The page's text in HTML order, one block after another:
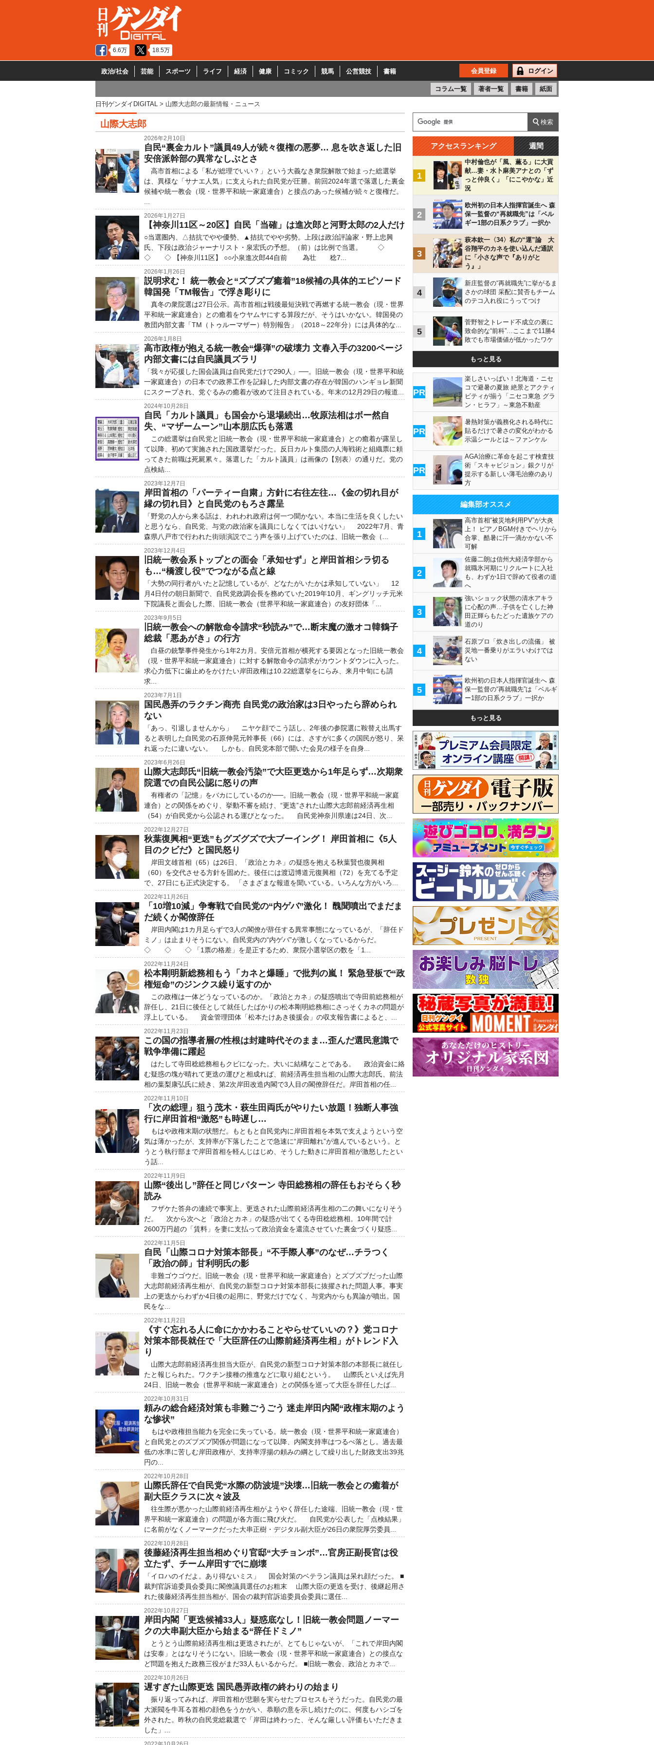
6.6万 18.5万
政治/社会 芸能 スポーツ ライフ 経済 健康 コミック 競馬 公営競技 書籍 会員登録 ログイン
コラム一覧 著者一覧 書籍 紙面
日刊ゲンダイDIGITAL 山際大志郎の最新情報・ニュース
山際大志郎
2026年2月10日
自民“裏金カルト”議員49人が続々復権の悪夢… 息を吹き返した旧
安倍派幹部の異常なしぶとさ
高市首相による「私が総理でいい？」という大義なき衆院解散で始まった総選挙
は、異様な「サナエ人気」に支えられた自民党が圧勝。前回2024年選で落選した裏金
候補や統一教会（現・世界平和統一家庭連合）と接点のあった候補が続々と復権だ。
2026年1月27日
【神奈川11区～20区】自民「当確」は進次郎と河野太郎の2人だけ
○当選圏内、△拮抗でやや優勢、▲拮抗でやや劣勢。上段は政治評論家・野上忠興
氏、下段は政治ジャーナリスト・泉宏氏の予想。（前）は比例で当選。 ◇
◇ ◇ 【神奈川11区】 ○○小泉進次郎44自前 為壮 稔7...
2026年1月26日
説明求む！ 統一教会と“ズブズブ癒着”18候補の具体的エピソード
韓国発「TM報告」で浮き彫りに
真冬の衆院選は27日公示。高市首相は戦後最短決戦で再燃する統一教会（現・世界
平和統一家庭連合）との癒着をウヤムヤにする算段だが、そうはいかない。韓国発の
教団内部文書「TM（トゥルーマザー）特別報告」（2018～22年分）には具体的な...
2026年1月8日
高市政権が抱える統一教会“爆弾”の破壊力 文春入手の3200ページ
内部文書には自民議員ズラリ
「我々が応援した国会議員は自民党だけで290人」──。旧統一教会（現・世界平和統
一家庭連合）の日本での政界工作を記録した内部文書の存在が韓国のハンギョレ新聞
にスクープされ、党ぐるみの癒着が改めて注目されている。年末の12月29日の報道...
2024年10月28日
自民「カルト議員」も国会から退場続出…牧原法相はボー然自
失、“マザームーン”山本朋広氏も落選
この総選挙は自民党と旧統一教会（現・世界平和統一家庭連合）との癒着が露呈し
て以降、初めて実施された国政選挙だった。反日カルト集団の人海戦術と組織票に頼
ってきた前職は死屍累々。落選した「カルト議員」は画像の【別表〉の通りだ。党の
点検結...
2023年12月7日
岸田首相の「パーティー自粛」方針に右往左往…《金の切れ目が
縁の切れ目》と自民党のもろさ露呈
「野党の人から来る話は、われわれ政府は何一つ聞かない。本当に生活を良くしたい
と思うなら、自民党、与党の政治家を議員にしなくてはいけない」 2022年7月、青
森県八戸市で行われた街頭演説でこう声を張り上げていたのは、旧統一教会（...
2023年12月4日
旧統一教会系トップとの面会「承知せず」と岸田首相シラ切る
も…“橋渡し役”でつながる点と線
「大勢の同行者がいたと記憶しているが、どなたがいたかは承知していない」 12
月4日付の朝日新聞で、自民党政調会長を務めていた2019年10月、ギングリッチ元米
下院議長と面会した際、旧統一教会（世界平和統一家庭連合）の友好団体「...
2023年9月5日
旧統一教会への解散命令請求“秒読み”で…断末魔の激オコ韓鶴子
総裁「悪あがき」の行方
白昼の銃撃事件発生から1年2カ月。安倍元首相が横死する要因となった旧統一教会
（現・世界平和統一家庭連合）に対する解散命令の請求がカウントダウンに入った。
求心力低下に歯止めをかけたい岸田政権は10.22総選挙をにらみ、来月中旬にも請
求...
2023年7月1日
国民愚弄のラクチン商売 自民党の政治家は3日やったら辞められ
ない
「あっ、引退しませんから」 ニヤケ顔でこう話し、2年後の参院選に鞍替え出馬す
ると表明した自民党の石原伸晃元幹事長（66）には、さすがに多くの国民が怒り、呆
れ返ったに違いない。 しかも、自民党本部で開いた会見の様子を自身...
2023年6月26日
山際大志郎氏“旧統一教会汚染”で大臣更迭から1年足らず…次期衆
院選での自民公認に怒りの声
有権者の「記憶」をバカにしているのか──。旧統一教会（現・世界平和統一家庭
連合）との関係をめぐり、挙動不審を続け、“更迭”された山際大志郎前経済再生相
（54）が自民党から公認される運びとなった。 自民党神奈川県連は24日、次...
2022年12月27日
秋葉復興相“更迭”もグズグズで大ブーイング！ 岸田首相に《5人
目のクビだ》と国民怒り
岸田文雄首相（65）は26日、「政治とカネ」の疑惑を抱える秋葉賢也復興相
（60）を交代させる方針を固めた。後任には渡辺博道元復興相（72）を充てる予定
で、27日にも正式決定する。 「さまざまな報道を聞いている。いろんな方がいろ...
2022年11月26日
「10増10減」争奪戦で自民党の“内ゲバ”激化！ 醜聞噴出でまだま
だ続くか閣僚辞任
岸田内閣は1カ月足らずで3人の閣僚が辞任する異常事態になっているが、「辞任ド
ミノ」は止まりそうにない。自民党内の“内ゲバ”が激しくなっているからだ。
◇ ◇ ◇ 「1票の格差」を是正するため、衆院小選挙区の数を「1...
2022年11月24日
松本剛明新総務相もう「カネと爆睡」で批判の嵐！ 緊急登板で“政
権短命”のジンクス繰り返すのか
この政権は一体どうなっているのか。「政治とカネ」の疑惑噴出で寺田前総務相が
辞任し、21日に後任として就任したばかりの松本剛明総務相にさっそくカネの問題が
浮上している。 資金管理団体「松本たけあき後援会」の収支報告書によると、...
2022年11月23日
この国の指導者層の性根は封建時代そのまま…歪んだ選民意識で
戦争準備に躍起
はたして寺田稔総務相もクビになった。大いに結構なことである。 政治資金に絡
む疑惑の塊が晴れて更迭の運びと相成れば、前経済再生担当相の山際大志郎氏、前法
相の葉梨康弘氏に続き、第2次岸田改造内閣で3人目の閣僚辞任だ。岸田首相の任...
2022年11月10日
「次の総理」狙う茂木・萩生田両氏がやりたい放題！独断人事強
行に岸田首相“激怒”も時遅し…
もはや政権末期の状態だ。もともと自民党内に岸田首相を本気で支えようという空
気は薄かったが、支持率が下落したことで急速に“岸田離れ”が進んでいるという。と
うとう執行部まで岸田首相を軽んじはじめ、そうした動きに岸田首相が激怒したとい
う話...
2022年11月9日
山際“後出し”辞任と同じパターン 寺田総務相の辞任もおそらく秒
読み
フザケた答弁の連続で事実上、更迭された山際前経済再生相の二の舞いになりそう
だ。 次から次へと「政治とカネ」の疑惑が出てくる寺田稔総務相。10年間で計
2600万円超の「賃料」を妻に支払って政治資金を還流させていた裏金づくり疑惑...
2022年11月5日
自民「山際コロナ対策本部長」“不手際人事”のなぜ…チラつく
「政治の師」甘利明氏の影
非難ゴウゴウだ。旧統一教会（現・世界平和統一家庭連合）とズブズブだった山際
大志郎前経済再生相が、自民党の新型コロナ対策本部長に抜擢された問題人事。事実
上の更迭からわずか4日後の起用に、野党だけでなく、与党内からも異論が噴出。国
民をな...
2022年11月2日
《すぐ忘れる人に命にかかわることやらせていいの？》党コロナ
対策本部長就任で「大臣辞任の山際前経済再生相」がトレンド入
り
山際大志郎前経済再生担当大臣が、自民党の新型コロナ対策本部の本部長に就任し
たと報じられた。ワクチン接種の推進などに取り組むという。 山際氏といえば先月
24日、旧統一教会（世界平和統一家庭連合）との関係を巡って大臣を辞任したば...
2022年10月31日
頼みの総合経済対策も非難ごうごう 迷走岸田内閣“政権末期のよう
な惨状”
もはや政権担当能力を完全に失っている。統一教会（現・世界平和統一家庭連合）
と自民党とのズブズブ関係が問題になって以降、内閣支持率はつるべ落とし。過去最
低の水準に苦しむ岸田政権が、支持率浮揚の頼みの綱として繰り出した財政支出39兆
円の...
2022年10月28日
山際氏辞任で自民党“水際の防波堤”決壊…旧統一教会との癒着が
副大臣クラスに次々波及
往生際が悪かった山際前経済再生相がようやく辞任した途端、旧統一教会（現・世
界平和統一家庭連合）の問題が各方面に飛び火だ。 自民党が公表した「点検結果」
に名前がなくノーマークだった大串正樹・デジタル副大臣が26日の衆院厚労委員...
2022年10月28日
後藤経済再生担当相めぐり官邸“大チョンボ”…官房正副長官は役
立たず、チーム岸田すでに崩壊
「イロハのイだよ。あり得ないミス」 国会対策のベテラン議員は呆れ顔だった。 ■
裁判官訴追委員会委員に閣僚議員選任のお粗末 山際大臣の更迭を受け、後継起用さ
れた後藤経済再生担当相が、国会の裁判官訴追委員会委員に選任...
2022年10月27日
岸田内閣「更迭候補33人」疑惑底なし！旧統一教会問題ノーマー
クの大串副大臣から始まる“辞任ドミノ”
とうとう山際前経済再生相は更迭されたが、とてもじゃないが、「これで岸田内閣
は安泰」とはなりそうにない。旧統一教会（現・世界平和統一家庭連合）との接点な
ど問題を抱えた政務三役がまだ33人もいるからだ。 ■旧統一教会、政治とカネで...
2022年10月26日
遅すぎた山際更迭 国民愚弄政権の終わりの始まり
振り返ってみれば、岸田首相が悲願を実らせたプロセスもそうだった。自民党の最
大派閥を牛耳る首相の顔色をうかがい、恭順の意を示し続けたのに、何度もハシゴを
外された。昨秋の自民党総裁選で「岸田は終わった、そんな厳しい評価もいただきま
した」...
アクセスランキング 週間
1
中村倫也が「風、薫る」に大貢
献…妻・水卜麻美アナとの「ず
っと仲良く」「にこやかな」近
況
2
欧州初の日本人指揮官誕生へ 森
保一監督の“再就職先”は「ベル
ギー1部の日系クラブ」一択か
3
萩本欽一〈34〉私の“運”論 大
谷翔平のカネを使い込んだ通訳
に「小さな声で『ありがと
う』」
4
新庄監督の“再就職先”に挙がるま
さかの球団 采配に賛否もチーム
のテコ入れ役にうってつけ
5
菅野智之トレード不成立の裏に
致命的な“前科”…ここまで11勝4
敗でも市場価値が低かったワケ
もっと見る
PR
楽しさいっぱい！北海道・ニセ
コで避暑の夏旅 絶景とアクティ
ビティが揃う「ニセコ東急 グラ
ン・ヒラフ」～東急不動産
PR
暑熱対策が義務化される時代に
貼るだけで暑さの変化がわかる
示温シールとは～ファンケル
PR
AGA治療に革命を起こす検査技
術「スキャビジョン」銀クリが
提示する新しい薄毛治療のあり
方
編集部オススメ
1
高市首相“被災地利用PV”が大炎
上！ ピアノBGM付きでヘリから
合掌、酷暑に汗一滴かかない不
可解
2
佐藤二朗は信州大経済学部から
就職氷河期にリクルートに入社
も、わずか1日で辞めて役者の道
へ
3
強いショック状態の清水アキラ
に心配の声…子供を亡くした神
田正輝らもたどった遺族ケアの
道のり
4
石原プロ「炊き出しの流儀」 被
災地一番乗りがエラいわけでは
ない
5
欧州初の日本人指揮官誕生へ 森
保一監督の“再就職先”は「ベルギ
ー1部の日系クラブ」一択か
もっと見る